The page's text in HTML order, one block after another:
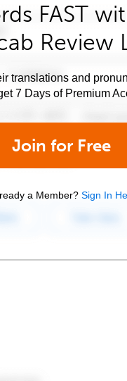
FAST
Review
translations and
7 Days of Premium
Join for Free
a Member? Sign In